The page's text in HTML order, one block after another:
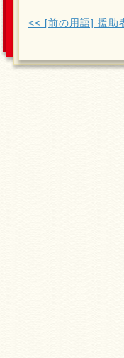
<< [前の用語] 援助